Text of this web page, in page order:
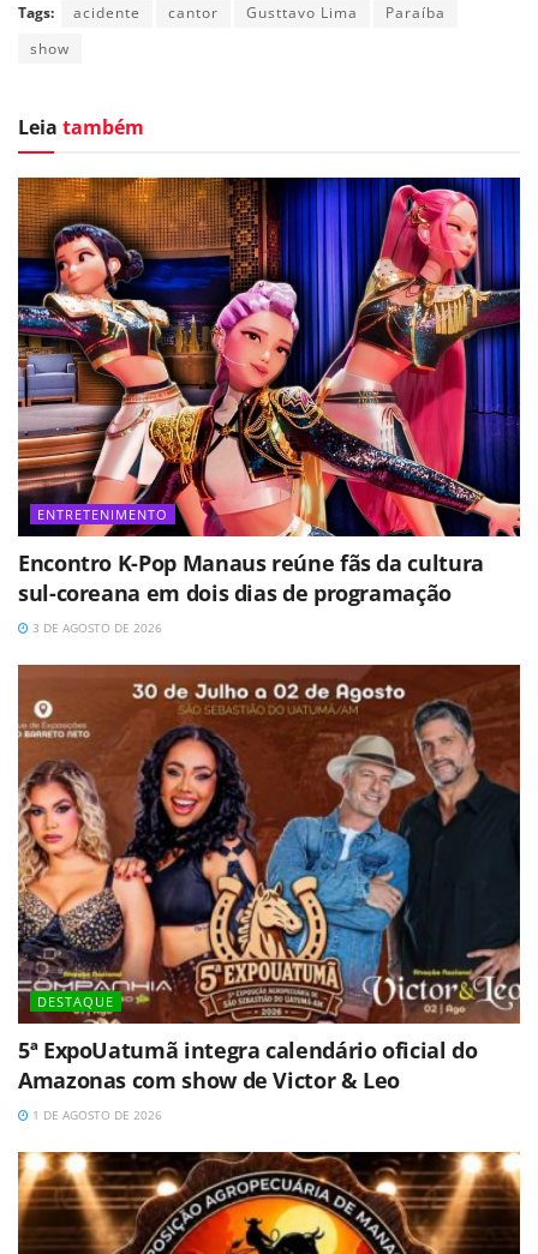
Tags: acidente cantor Gusttavo Lima
Paraíba
show
Leia também
ENTRETENIMENTO
Encontro K-Pop Manaus reúne fãs da cultura
sul-coreana em dois dias de programação
3 DE AGOSTO DE 2026
DESTAQUE
5ª ExpoUatumã integra calendário oficial do
Amazonas com show de Victor & Leo
1 DE AGOSTO DE 2026